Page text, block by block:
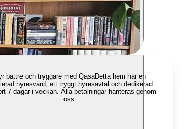
bättre och tryggare med QasaDetta hem har en
hyresvärd, ett tryggt hyresavtal och dedikerad
7 dagar i veckan. Alla betalningar hanteras genom
oss.